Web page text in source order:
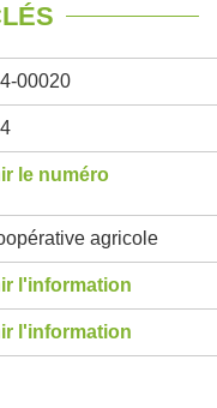
00020
le numéro
agricole
l'information
l'information